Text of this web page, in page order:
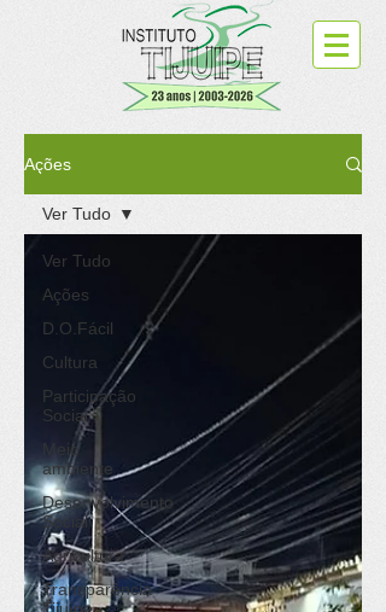
Ações
Ver Tudo
Ações
D.O.Fácil
Cultura
Participação
Social
Meio
ambiente
Desenvolvimento
Social
Agricultura
Transparência
Ver Tudo